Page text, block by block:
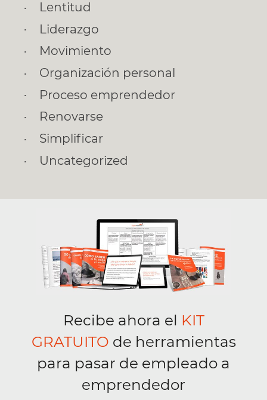
Lentitud
Liderazgo
Movimiento
Organización personal
Proceso emprendedor
Renovarse
Simplificar
Uncategorized
Recibe ahora el KIT
GRATUITO de herramientas
para pasar de empleado a
emprendedor